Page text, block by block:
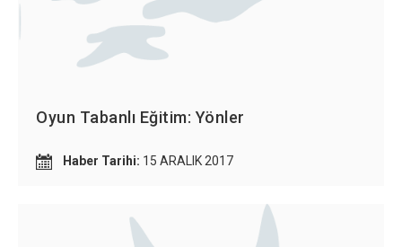
Oyun Tabanlı Eğitim: Yönler
Haber Tarihi: 15 ARALIK 2017